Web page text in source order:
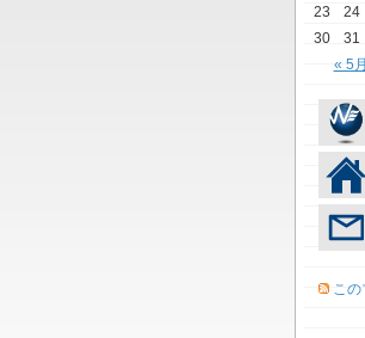
« 5月
23
24
30
31
こ